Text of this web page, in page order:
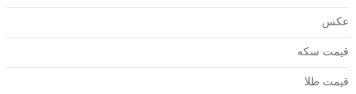
عکس
قیمت سکه
قیمت طلا